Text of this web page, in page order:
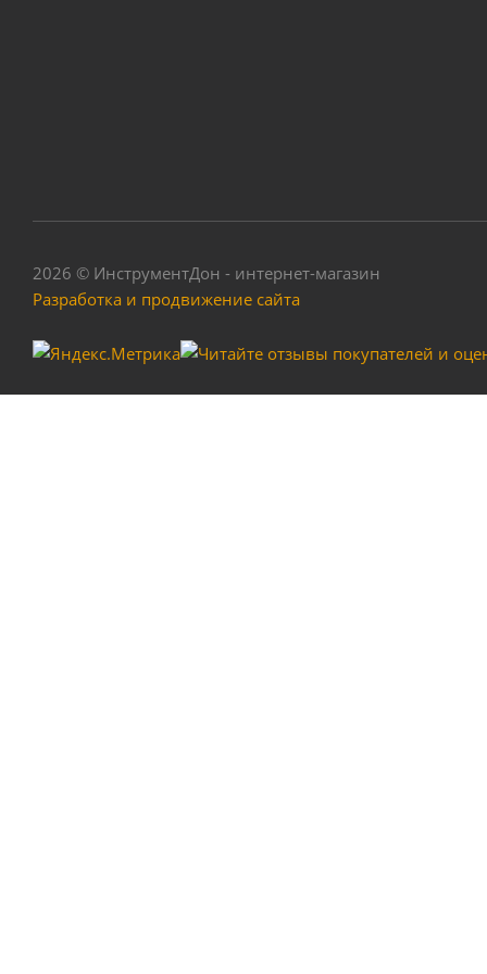
Гвоздь
2026 © ИнструментДон - интернет-магазин
Разработка и продвижение сайта